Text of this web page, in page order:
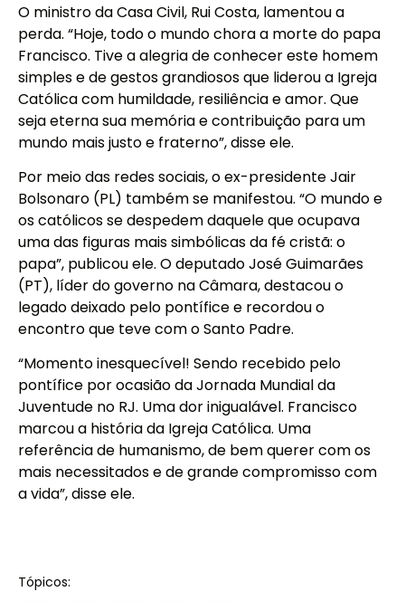
O ministro da Casa Civil, Rui Costa, lamentou a
perda. “Hoje, todo o mundo chora a morte do papa
Francisco. Tive a alegria de conhecer este homem
simples e de gestos grandiosos que liderou a Igreja
Católica com humildade, resiliência e amor. Que
seja eterna sua memória e contribuição para um
mundo mais justo e fraterno”, disse ele.
Por meio das redes sociais, o ex-presidente Jair
Bolsonaro (PL) também se manifestou. “O mundo e
os católicos se despedem daquele que ocupava
uma das figuras mais simbólicas da fé cristã: o
papa”, publicou ele. O deputado José Guimarães
(PT), líder do governo na Câmara, destacou o
legado deixado pelo pontífice e recordou o
encontro que teve com o Santo Padre.
“Momento inesquecível! Sendo recebido pelo
pontífice por ocasião da Jornada Mundial da
Juventude no RJ. Uma dor inigualável. Francisco
marcou a história da Igreja Católica. Uma
referência de humanismo, de bem querer com os
mais necessitados e de grande compromisso com
a vida”, disse ele.
Tópicos: